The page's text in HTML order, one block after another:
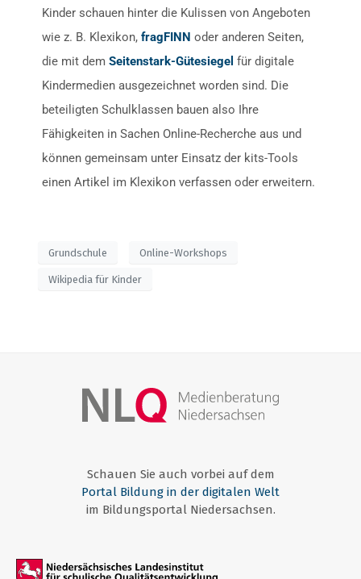
Kinder schauen hinter die Kulissen von Angeboten
wie z. B. Klexikon,fragFINN oder anderen Seiten,
die mit demSeitenstark-Gütesiegel für digitale
Kindermedien ausgezeichnet worden sind. Die
beteiligten Schulklassen bauen also Ihre
Fähigkeiten in Sachen Online-Recherche aus und
können gemeinsam unter Einsatz der kits-Tools
einen Artikel im Klexikon verfassen oder erweitern.
Grundschule Online-Workshops
Wikipedia für Kinder
Schauen Sie auch vorbei auf dem
Portal Bildung in der digitalen Welt
im Bildungsportal Niedersachsen.